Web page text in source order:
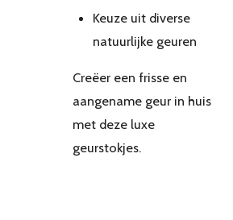
Keuze uit diverse
natuurlijke geuren
Creëer een frisse en
aangename geur in huis
met deze luxe
geurstokjes.